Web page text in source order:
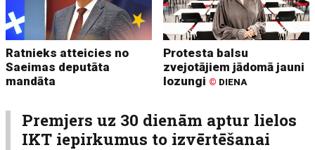
Ratnieks atteicies no
Saeimas deputāta
mandāta
Protesta balsu
zvejotājiem jādomā jauni
lozungi © DIENA
Premjers uz 30 dienām aptur lielos
IKT iepirkumus to izvērtēšanai